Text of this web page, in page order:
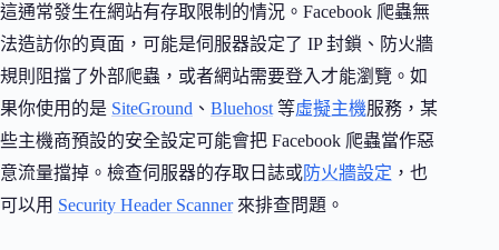
這通常發生在網站有存取限制的情況。Facebook 爬蟲無
法造訪你的頁面，可能是伺服器設定了 IP 封鎖、防火牆
規則阻擋了外部爬蟲，或者網站需要登入才能瀏覽。如
果你使用的是 SiteGround 、 Bluehost 等虛擬主機服務，某
些主機商預設的安全設定可能會把 Facebook 爬蟲當作惡
意流量擋掉。檢查伺服器的存取日誌或防火牆設定 ，也
可以用 Security Header Scanner來排查問題。